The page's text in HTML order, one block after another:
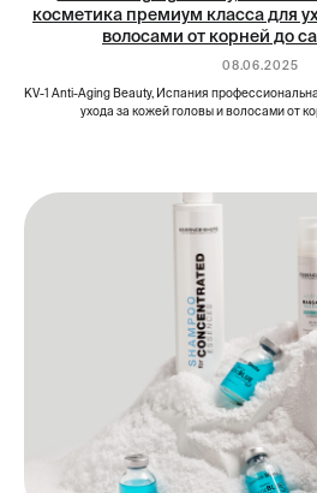
косметика премиум класса для
волосами от корней до
08.06.2025
KV-1 Anti-Aging Beauty, Испания
ухода за кожей головы и волосами от